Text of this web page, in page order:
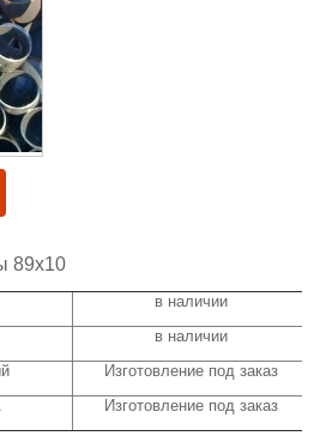
89х10
в наличии
в наличии
Изготовление под заказ
Изготовление под заказ